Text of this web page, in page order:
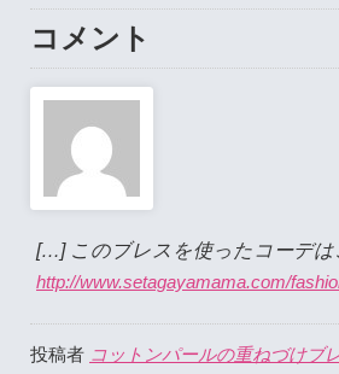
コメント
[…] このブレスを使ったコーデは
http://www.setagayamama.com/
投稿者 コットンパールの重ねづけブ